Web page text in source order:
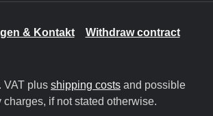
& Kontakt Withdraw contract
VAT plus shipping costs and possible
charges, if not stated otherwise.